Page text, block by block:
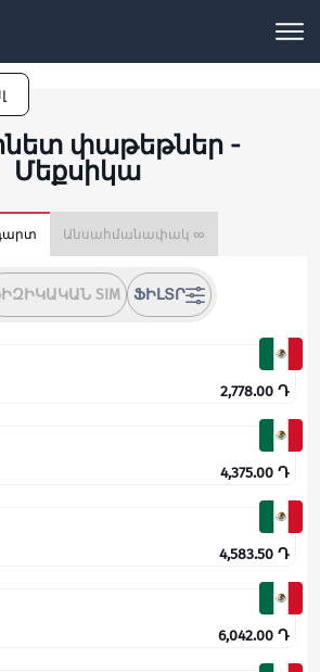
փաթեթներ -
Մեքսիկա
Անսահմանափակ ∞
SIM ՖԻԼՏՐ
2,778.00 Դ
4,375.00 Դ
4,583.50 Դ
6,042.00 Դ